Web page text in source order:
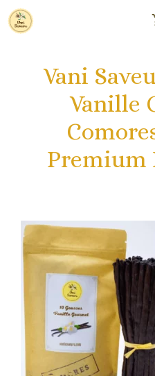
Aller
au
Vani
Vanille
Premium